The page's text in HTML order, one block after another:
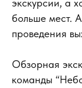
экскурсии, а
больше мест.
проведения
Обзорная
команды